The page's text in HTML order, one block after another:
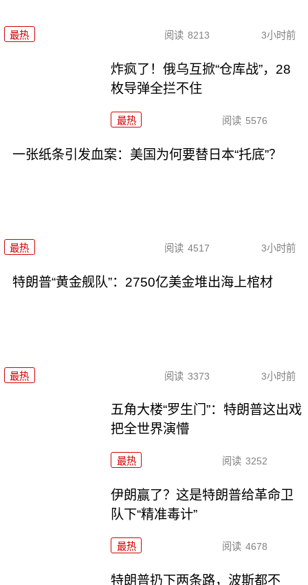
最热 阅读 8213 3小时前
炸疯了！俄乌互掀“仓库战”，28
枚导弹全拦不住
最热 阅读 5576
一张纸条引发血案：美国为何要替日本“托底”？
最热 阅读 4517 3小时前
特朗普“黄金舰队”：2750亿美金堆出海上棺材
最热 阅读 3373 3小时前
五角大楼“罗生门”：特朗普这出戏
把全世界演懵
最热 阅读 3252
伊朗赢了？这是特朗普给革命卫
队下“精准毒计”
最热 阅读 4678
特朗普扔下两条路，波斯都不